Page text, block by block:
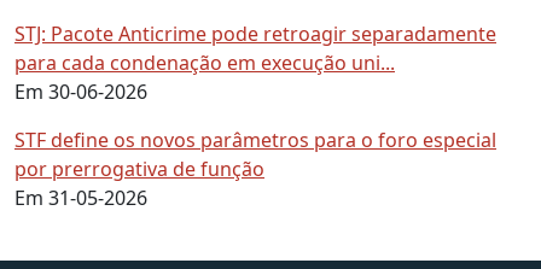
STJ: Pacote Anticrime pode retroagir separadamente
para cada condenação em execução uni...
Em 30-06-2026
STF define os novos parâmetros para o foro especial
por prerrogativa de função
Em 31-05-2026